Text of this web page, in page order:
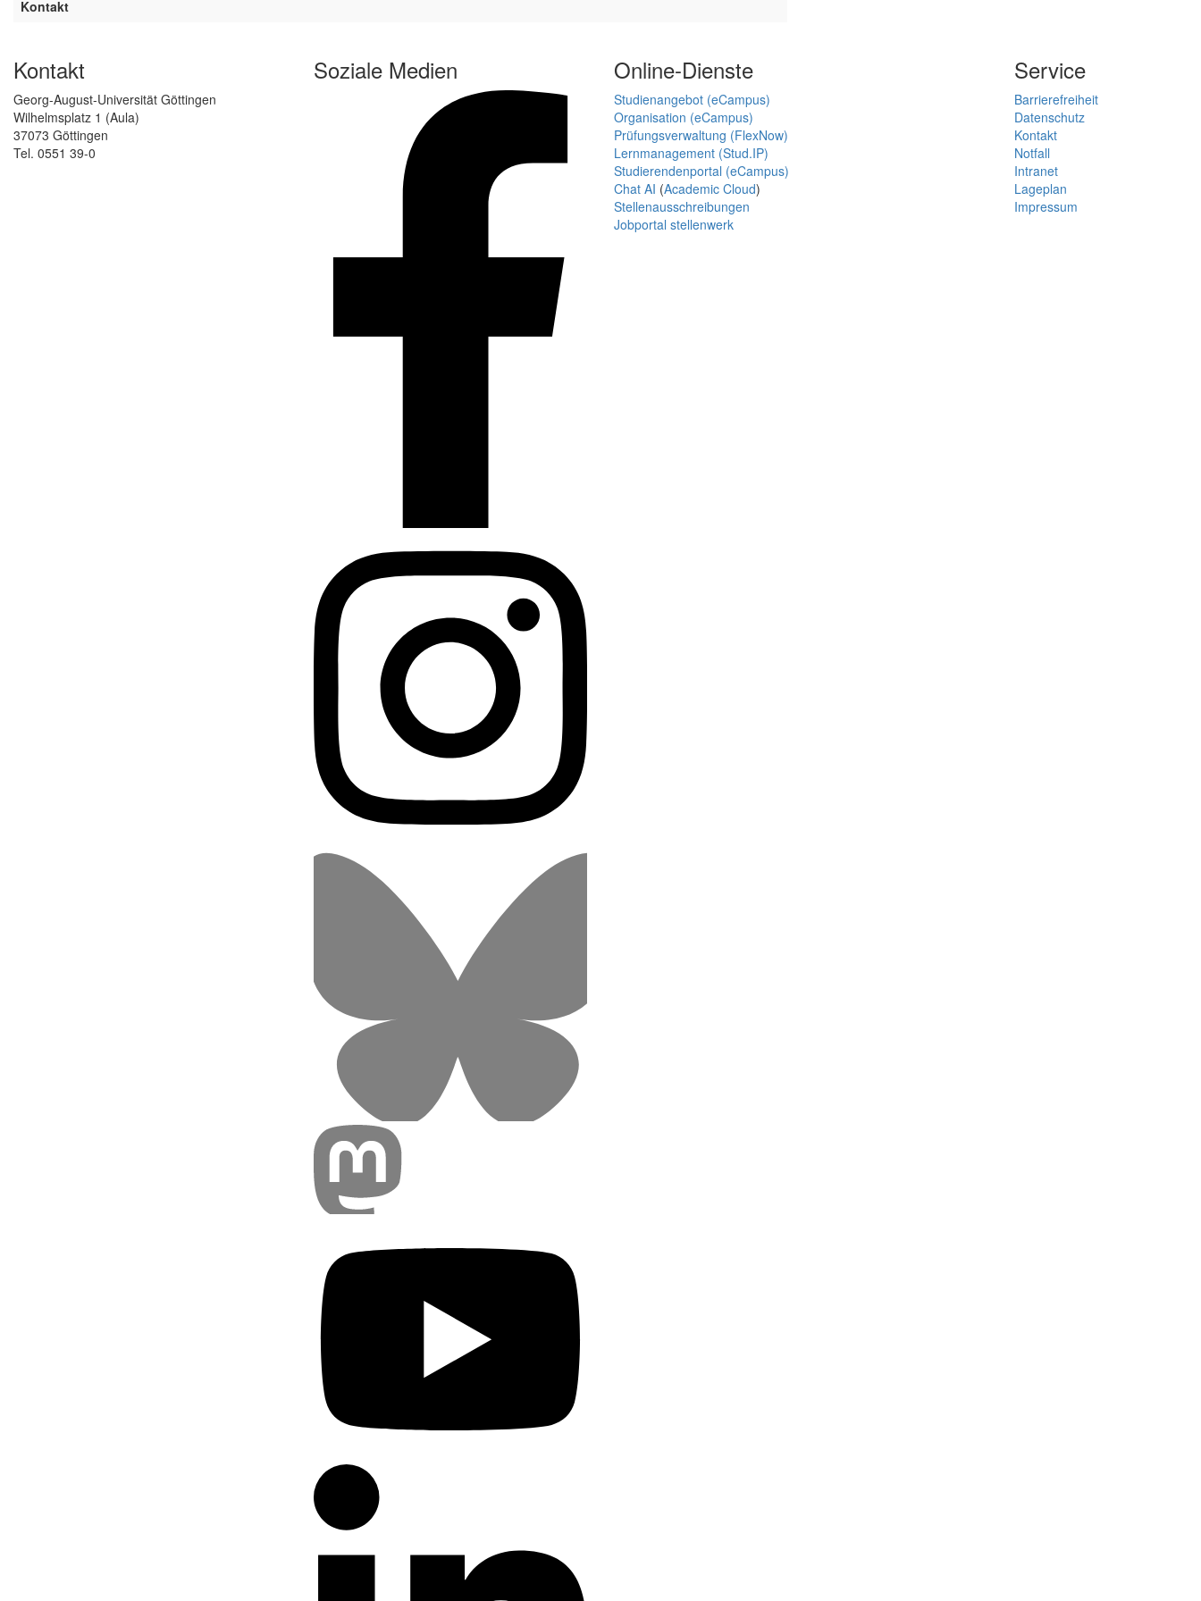
Kontakt
Kontakt
Georg-August-Universität Göttingen
Wilhelmsplatz 1 (Aula)
37073 Göttingen
Tel. 0551 39-0
Soziale Medien Online-Dienste
Studienangebot (eCampus)
Organisation (eCampus)
Prüfungsverwaltung (FlexNow)
Lernmanagement (Stud.IP)
Studierendenportal (eCampus)
Chat AI (Academic Cloud)
Stellenausschreibungen
Jobportal stellenwerk
Service
Barrierefreiheit
Datenschutz
Kontakt
Notfall
Intranet
Lageplan
Impressum